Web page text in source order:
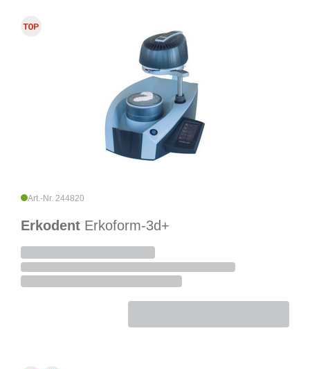
Art.-Nr. 244820
Erkodent Erkoform-3d+